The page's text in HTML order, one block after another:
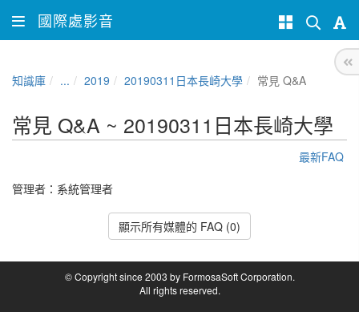
國際處影音
知識庫 ... 2019 20190311日本長崎大學 常見 Q&A
常見 Q&A ~ 20190311日本長崎大學
最新FAQ
管理者： 系統管理者
顯示所有媒體的 FAQ (0)
© Copyright since 2003 by FormosaSoft Corporation.
All rights reserved.